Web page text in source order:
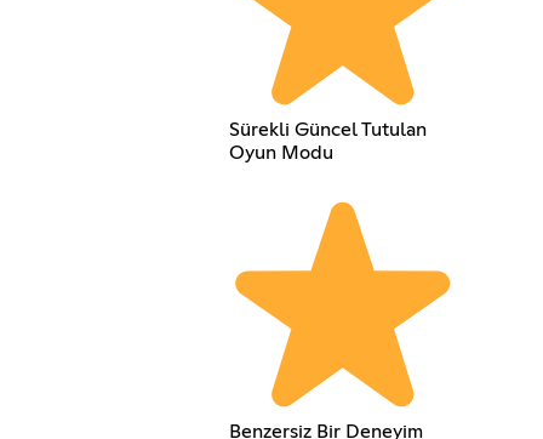
Sürekli Güncel Tutulan
Oyun Modu
Benzersiz Bir Deneyim